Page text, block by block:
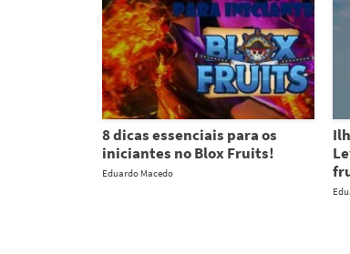
8 dicas essenciais para os
iniciantes no Blox Fruits!
Eduardo Macedo